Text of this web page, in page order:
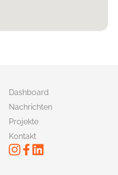
Dashboard
Nachrichten
Projekte
Kontakt